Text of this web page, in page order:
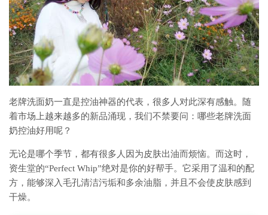
老牌洗面奶一直是控油神器的代表，很多人对此深有感触。随
着市场上越来越多的新品涌现，我们不禁要问：哪些老牌洗面
奶控油好用呢？
无论是哪个季节，都有很多人因为皮肤出油而烦恼。而这时，
资生堂的“Perfect Whip”绝对是你的好帮手。它采用了温和的配
方，能够深入毛孔清洁污垢和多余油脂，并且不会使皮肤感到
干燥。